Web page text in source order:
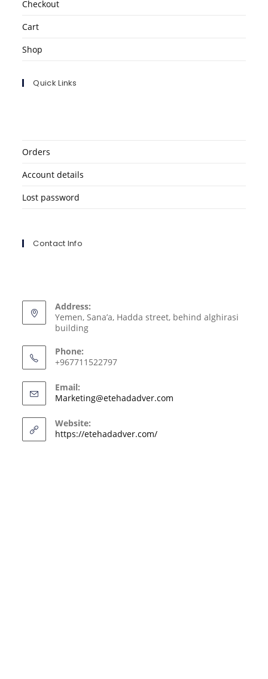
Checkout
Cart
Shop
Quick Links
Orders
Account details
Lost password
Contact Info
Address:
Yemen, Sana’a, Hadda street, behind alghirasi
building
Phone:
+967711522797
Email:
Marketing@etehadadver.com
Website:
https://etehadadver.com/